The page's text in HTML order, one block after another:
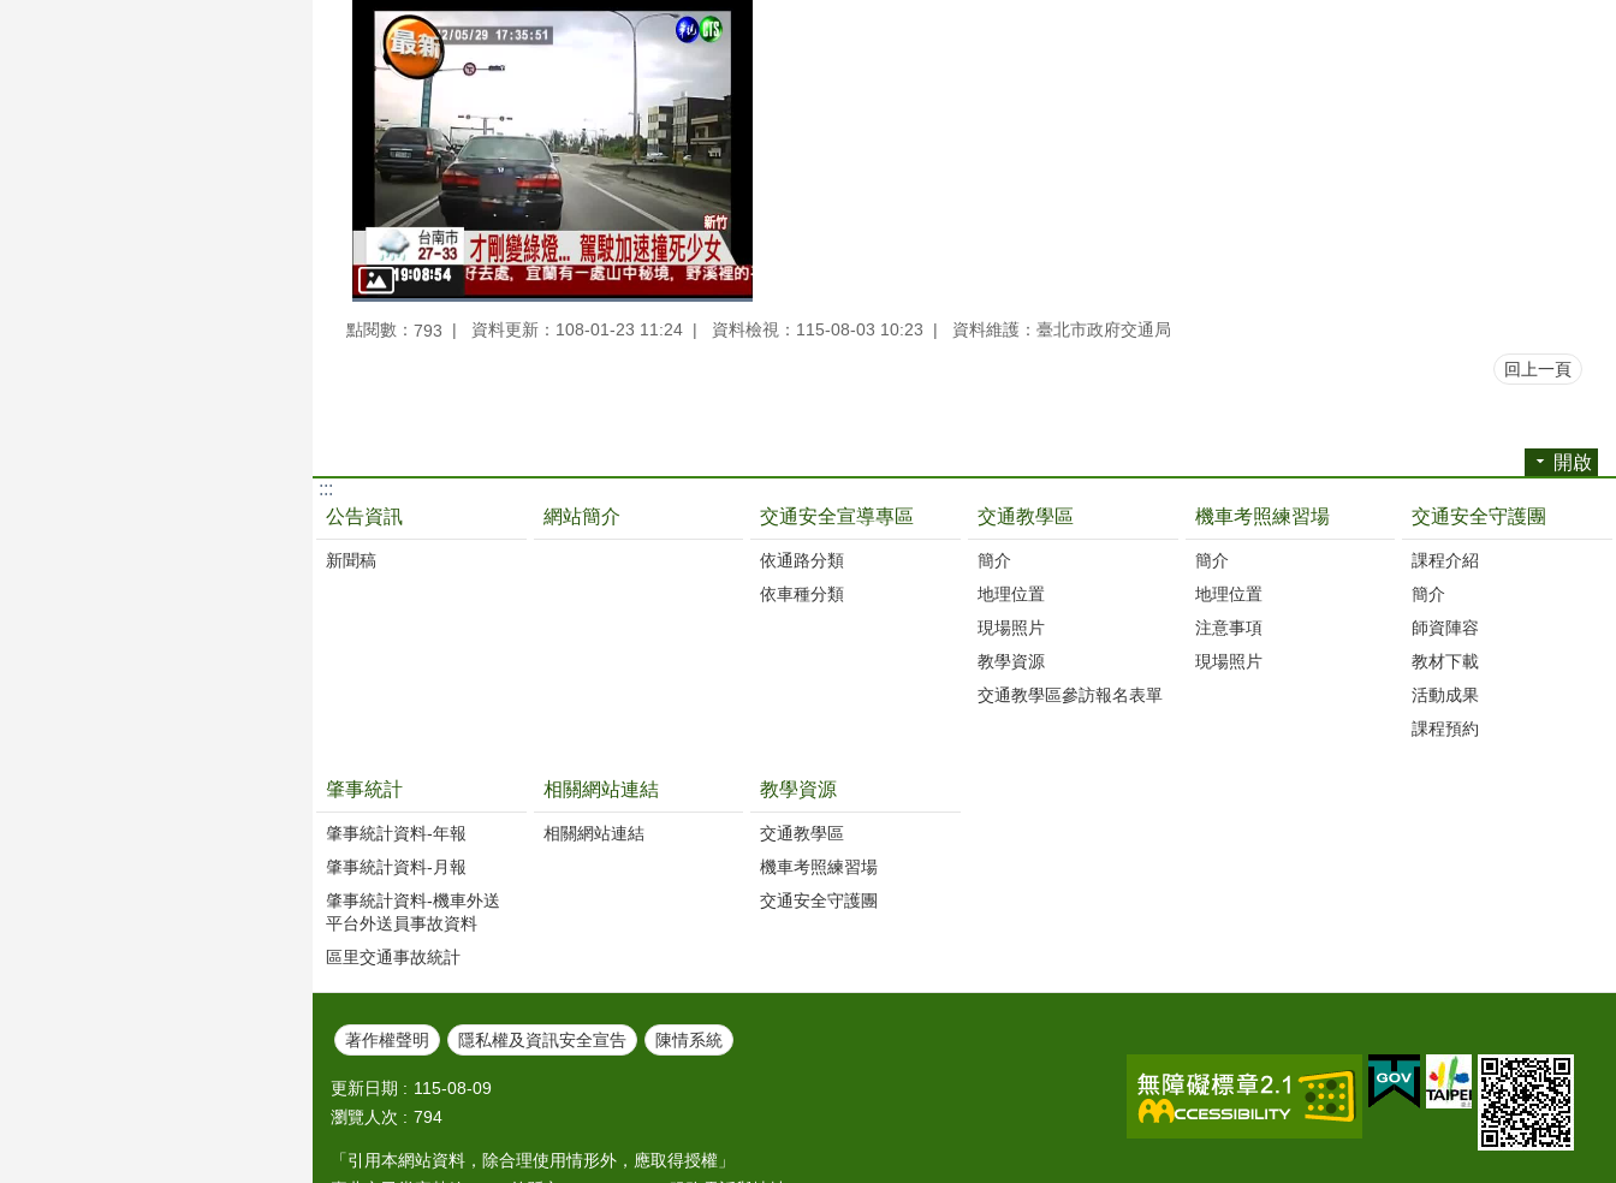
點閱數： 793 資料更新：108-01-23 11:24 資料檢視：115-08-03 10:23 資料維護：臺北市政府交通局
回上一頁
開啟
:::
公告資訊
新聞稿
網站簡介 交通安全宣導專區
依通路分類
依車種分類
交通教學區
簡介
地理位置
現場照片
教學資源
交通教學區參訪報名表單
機車考照練習場
簡介
地理位置
注意事項
現場照片
交通安全守護團
課程介紹
簡介
師資陣容
教材下載
活動成果
課程預約
肇事統計
肇事統計資料-年報
肇事統計資料-月報
肇事統計資料-機車外送
平台外送員事故資料
區里交通事故統計
相關網站連結
相關網站連結
教學資源
交通教學區
機車考照練習場
交通安全守護團
著作權聲明 隱私權及資訊安全宣告 陳情系統
更新日期
115-08-09
瀏覽人次
794
「引用本網站資料，除合理使用情形外，應取得授權」